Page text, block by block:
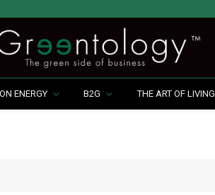
ENERGY B2G THE ART OF LIVING